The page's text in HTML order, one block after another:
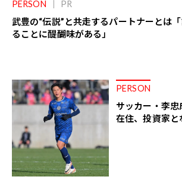
PERSON PR
武豊の“伝説”と共走するパートナーとは――
ることに醍醐味がある」
PERSON
サッカー・李
在住、投資家と